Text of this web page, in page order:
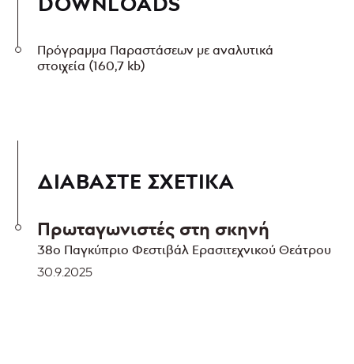
Πρόγραμμα Παραστάσεων με αναλυτικά
στοιχεία (160,7 kb)
ΔΙΑΒΑΣΤΕ ΣΧΕΤΙΚΑ
Πρωταγωνιστές στη σκηνή
38o Παγκύπριο Φεστιβάλ Ερασιτεχνικού Θεάτρου
30.9.2025